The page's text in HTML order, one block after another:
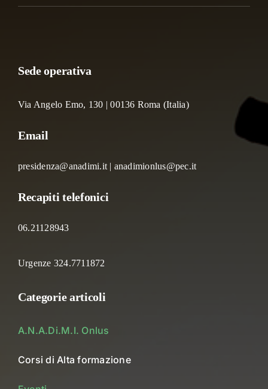
Sede operativa
Via Angelo Emo, 130 | 00136 Roma (Italia)
Email
presidenza@anadimi.it | anadimionlus@pec.it
Recapiti telefonici
06.21128943
Urgenze 324.7711872
Categorie articoli
A.N.A.Di.M.I. Onlus
Corsi di Alta formazione